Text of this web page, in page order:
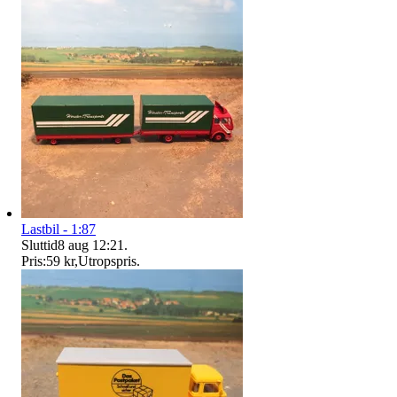
Lastbil - 1:87
Sluttid8 aug 12:21 .
Pris:59 kr,Utropspris.